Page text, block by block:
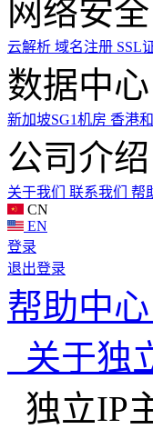
网络安全
云解析 域名注册 SSL
数据中心
新加坡SG1机房 香港
公司介绍
关于我们 联系我们 帮
CN
EN
登录
退出登录
帮助中
关于独
独立IP